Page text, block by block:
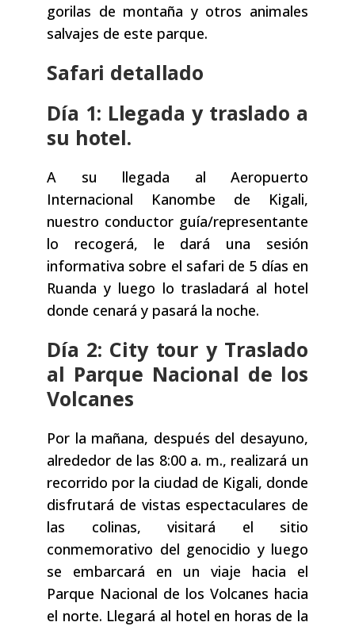
gorilas de montaña y otros animales
salvajes de este parque.
Safari detallado
Día 1: Llegada y traslado a
su hotel.
A su llegada al Aeropuerto
Internacional Kanombe de Kigali,
nuestro conductor guía/representante
lo recogerá, le dará una sesión
informativa sobre el safari de 5 días en
Ruanda y luego lo trasladará al hotel
donde cenará y pasará la noche.
Día 2: City tour y Traslado
al Parque Nacional de los
Volcanes
Por la mañana, después del desayuno,
alrededor de las 8:00 a. m., realizará un
recorrido por la ciudad de Kigali, donde
disfrutará de vistas espectaculares de
las colinas, visitará el sitio
conmemorativo del genocidio y luego
se embarcará en un viaje hacia el
Parque Nacional de los Volcanes hacia
el norte. Llegará al hotel en horas de la